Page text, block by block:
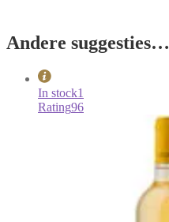
Andere suggesties…
In stock1
Rating96